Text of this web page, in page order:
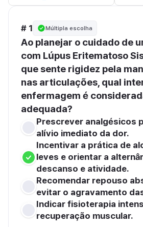
# 1 Múltipla escolha
Ao planejar o cuidado de
com Lúpus Eritematoso
que sente rigidez pela
nas articulações, qual
enfermagem é
adequada?
Prescrever analgésicos
alívio imediato da dor.
Incentivar a prática de
leves e orientar a
descanso e atividade.
Recomendar repouso
evitar o agravamento
Indicar fisioterapia
recuperação muscular.